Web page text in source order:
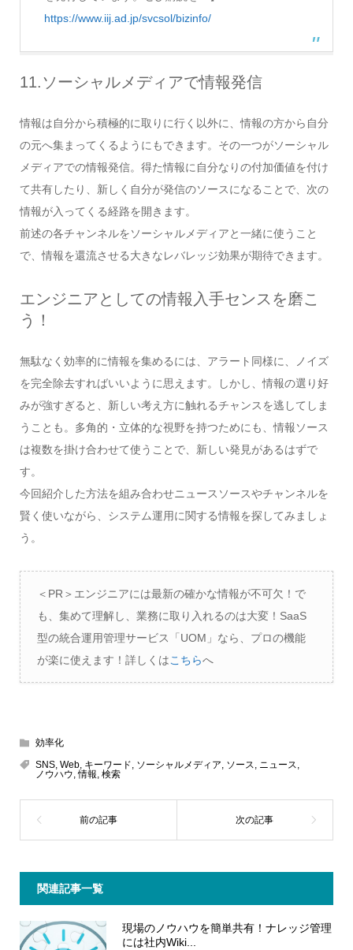
https://www.iij.ad.jp/svcsol/bizinfo/
11.ソーシャルメディアで情報発信
情報は自分から積極的に取りに行く以外に、情報の方から自分
の元へ集まってくるようにもできます。その一つがソーシャル
メディアでの情報発信。得た情報に自分なりの付加価値を付け
て共有したり、新しく自分が発信のソースになることで、次の
情報が入ってくる経路を開きます。
前述の各チャンネルをソーシャルメディアと一緒に使うこと
で、情報を還流させる大きなレバレッジ効果が期待できます。
エンジニアとしての情報入手センスを磨こ
う！
無駄なく効率的に情報を集めるには、アラート同様に、ノイズ
を完全除去すればいいように思えます。しかし、情報の選り好
みが強すぎると、新しい考え方に触れるチャンスを逃してしま
うことも。多角的・立体的な視野を持つためにも、情報ソース
は複数を掛け合わせて使うことで、新しい発見があるはずで
す。
今回紹介した方法を組み合わせニュースソースやチャンネルを
賢く使いながら、システム運用に関する情報を探してみましょ
う。
＜PR＞エンジニアには最新の確かな情報が不可欠！で
も、集めて理解し、業務に取り入れるのは大変！SaaS
型の統合運用管理サービス「UOM」なら、プロの機能
が楽に使えます！詳しくはこちらへ
効率化
SNS, Web, キーワード, ソーシャルメディア, ソース, ニュース,
ノウハウ,情報, 検索
関連記事一覧
現場のノウハウを簡単共有！ナレッジ管理
には社内Wiki...